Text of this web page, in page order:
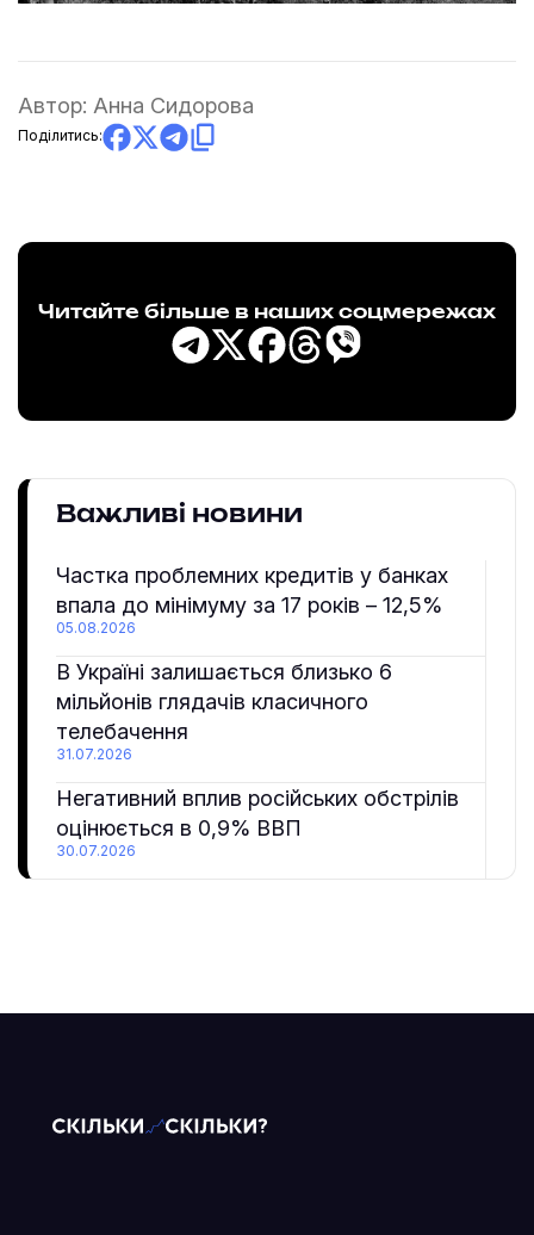
Автор: Анна Сидорова
Поділитись:
Читайте більше в наших соцмережах
Важливі новини
Частка проблемних кредитів у банках
впала до мінімуму за 17 років – 12,5%
05.08.2026
В Україні залишається близько 6
мільйонів глядачів класичного
телебачення
31.07.2026
Негативний вплив російських обстрілів
оцінюється в 0,9% ВВП
30.07.2026